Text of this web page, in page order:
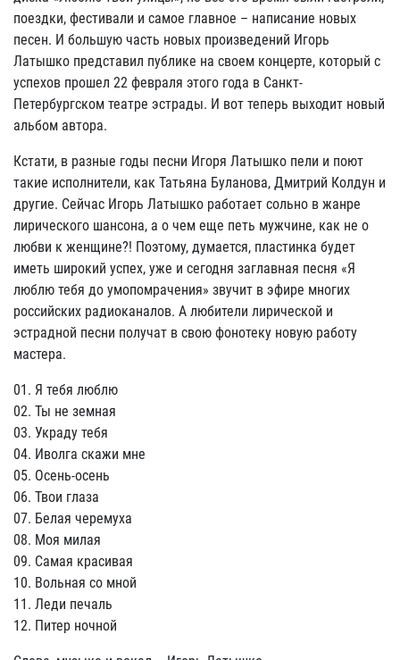
поездки, фестивали и самое главное – написание новых
песен. И большую часть новых произведений Игорь
Латышко представил публике на своем концерте, который с
успехов прошел 22 февраля этого года в Санкт-
Петербургском театре эстрады. И вот теперь выходит новый
альбом автора.
Кстати, в разные годы песни Игоря Латышко пели и поют
такие исполнители, как Татьяна Буланова, Дмитрий Колдун и
другие. Сейчас Игорь Латышко работает сольно в жанре
лирического шансона, а о чем еще петь мужчине, как не о
любви к женщине?! Поэтому, думается, пластинка будет
иметь широкий успех, уже и сегодня заглавная песня «Я
люблю тебя до умопомрачения» звучит в эфире многих
российских радиоканалов. А любители лирической и
эстрадной песни получат в свою фонотеку новую работу
мастера.
01. Я тебя люблю
02. Ты не земная
03. Украду тебя
04. Иволга скажи мне
05. Осень-осень
06. Твои глаза
07. Белая черемуха
08. Моя милая
09. Самая красивая
10. Вольная со мной
11. Леди печаль
12. Питер ночной